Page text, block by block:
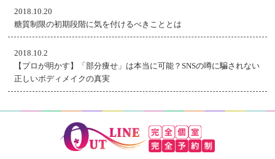
2018.10.20
糖質制限の初期段階に気を付けるべきこととは
2018.10.2
【プロが明かす】「部分痩せ」は本当に可能？SNSの噂に騙されない
正しいボディメイクの真実